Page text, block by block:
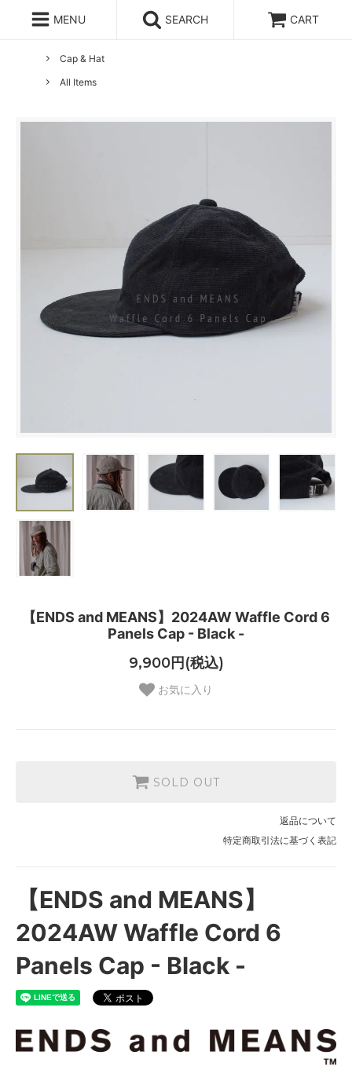
MENU SEARCH CART
Cap & Hat
All Items
【ENDS and MEANS】2024AW Waffle Cord 6
Panels Cap - Black -
9,900円(税込)
お気に入り
SOLD OUT
返品について
特定商取引法に基づく表記
【ENDS and MEANS】
2024AW Waffle Cord 6
Panels Cap - Black -